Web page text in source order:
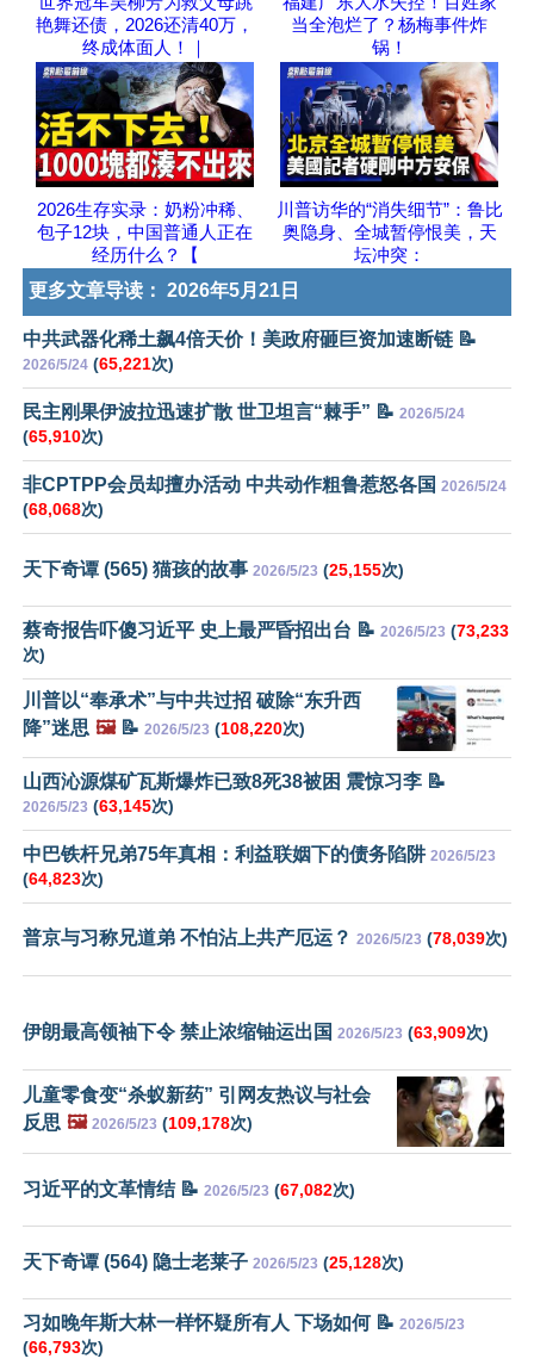
艳舞还债，2026还清40万，
终成体面人！｜
当全泡烂了？杨梅事件炸
锅！
2026生存实录：奶粉冲稀、
包子12块，中国普通人正在
经历什么？【
川普访华的“消失细节”：鲁比
奥隐身、全城暂停恨美，天
坛冲突：
更多文章导读： 2026年5月21日
中共武器化稀土飙4倍天价！美政府砸巨资加速断链 📝
2026/5/24 (65,221次)
民主刚果伊波拉迅速扩散 世卫坦言“棘手” 📝 2026/5/24
(65,910次)
非CPTPP会员却擅办活动 中共动作粗鲁惹怒各国 2026/5/24
(68,068次)
天下奇谭 (565) 猫孩的故事 2026/5/23 (25,155次)
蔡奇报告吓傻习近平 史上最严昏招出台 📝 2026/5/23 (73,233
次)
川普以“奉承术”与中共过招 破除“东升西
降”迷思 🖼️📝 2026/5/23 (108,220次)
山西沁源煤矿瓦斯爆炸已致8死38被困 震惊习李 📝
2026/5/23 (63,145次)
中巴铁杆兄弟75年真相：利益联姻下的债务陷阱 2026/5/23
(64,823次)
普京与习称兄道弟 不怕沾上共产厄运？ 2026/5/23 (78,039次)
伊朗最高领袖下令 禁止浓缩铀运出国 2026/5/23 (63,909次)
儿童零食变“杀蚁新药” 引网友热议与社会
反思 🖼️ 2026/5/23 (109,178次)
习近平的文革情结 📝 2026/5/23 (67,082次)
天下奇谭 (564) 隐士老莱子 2026/5/23 (25,128次)
习如晚年斯大林一样怀疑所有人 下场如何 📝 2026/5/23
(66,793次)